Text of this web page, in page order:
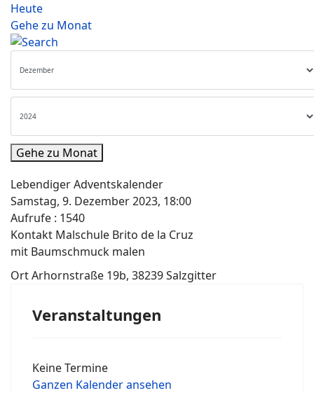
Heute
Gehe zu Monat
Gehe zu Monat
Lebendiger Adventskalender
Samstag, 9. Dezember 2023, 18:00
Aufrufe : 1540
Kontakt Malschule Brito de la Cruz
mit Baumschmuck malen
OrtArhornstraße 19b, 38239 Salzgitter
Veranstaltungen
Keine Termine
Ganzen Kalender ansehen